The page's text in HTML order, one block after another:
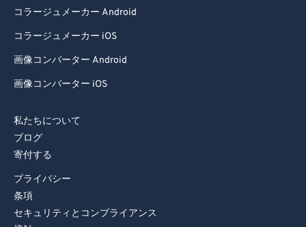
コラージュメーカー Android
コラージュメーカー iOS
画像コンバーター Android
画像コンバーター iOS
私たちについて
ブログ
寄付する
プライバシー
条項
セキュリティとコンプライアンス